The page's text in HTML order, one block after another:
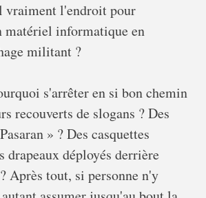
l'endroit pour
matériel informatique en
militant ?
s'arrêter en si bon chemin
recouverts de slogans ? Des
» ? Des casquettes
drapeaux déployés derrière
Après tout, si personne n'y